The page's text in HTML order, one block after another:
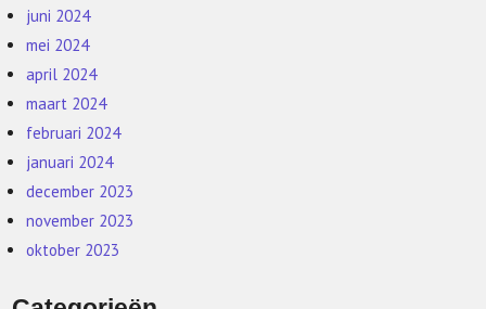
juni 2024
mei 2024
april 2024
maart 2024
februari 2024
januari 2024
december 2023
november 2023
oktober 2023